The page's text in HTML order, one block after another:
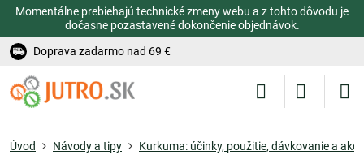
Momentálne prebiehajú technické zmeny webu a z tohto dôvodu je
dočasne pozastavené dokončenie objednávok.
Doprava zadarmo nad 69 €
Úvod Návody a tipy Kurkuma: účinky, použitie, dávkovanie a